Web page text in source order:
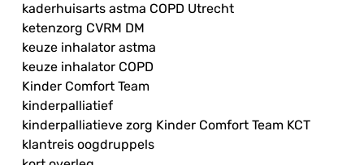
kaderhuisarts astma COPD Utrecht
ketenzorg CVRM DM
keuze inhalator astma
keuze inhalator COPD
Kinder Comfort Team
kinderpalliatief
kinderpalliatieve zorg Kinder Comfort Team KCT
klantreis oogdruppels